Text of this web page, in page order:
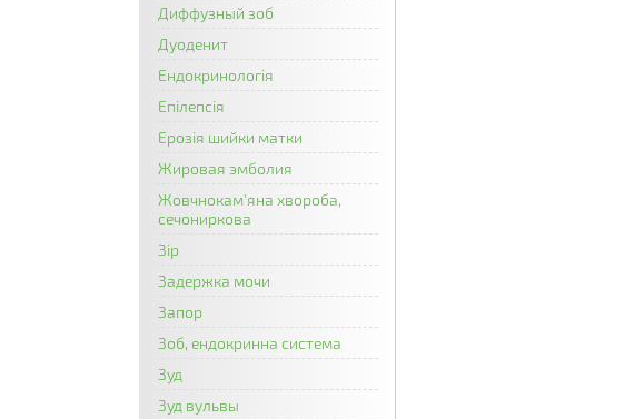
Диффузный зоб
Дуоденит
Ендокринологія
Епілепсія
Ерозія шийки матки
Жировая эмболия
Жовчнокам'яна хвороба,
сечониркова
Зір
Задержка мочи
Запор
Зоб, ендокринна система
Зуд
Зуд вульвы